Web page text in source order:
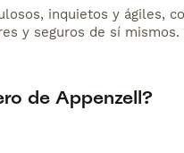
inquietos y ágiles,
y seguros de sí
de Appenzell?